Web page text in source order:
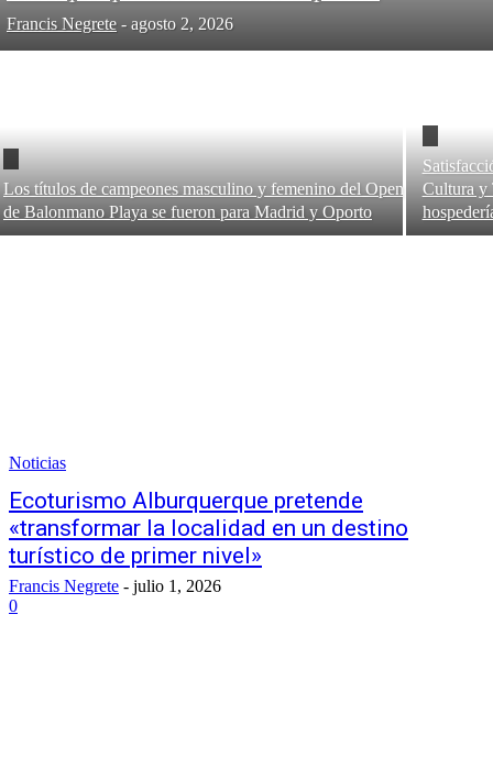
Francis Negrete - agosto 2, 2026
Los títulos de campeones masculino y femenino del Open
de Balonmano Playa se fueron para Madrid y Oporto
Cultura y
Noticias
Ecoturismo Alburquerque pretende
«transformar la localidad en un destino
turístico de primer nivel»
Francis Negrete - julio 1, 2026
0